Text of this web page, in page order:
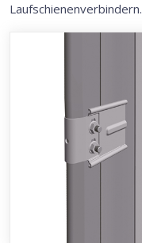
Laufschienenverbindern.